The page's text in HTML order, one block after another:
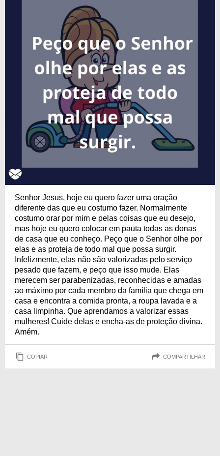
Senhor Jesus, hoje eu quero fazer uma oração
diferente das que eu costumo fazer. Normalmente
costumo orar por mim e pelas coisas que eu desejo,
mas hoje eu quero colocar em pauta todas as donas
de casa que eu conheço. Peço que o Senhor olhe por
elas e as proteja de todo mal que possa surgir.
Infelizmente, elas não são valorizadas pelo serviço
pesado que fazem, e peço que isso mude. Elas
merecem ser parabenizadas, reconhecidas e amadas
ao máximo por cada membro da família que chega em
casa e encontra a comida pronta, a roupa lavada e a
casa limpinha. Que aprendamos a valorizar essas
mulheres! Cuide delas e encha-as de proteção divina.
Amém.
COPIAR COMPARTILHAR